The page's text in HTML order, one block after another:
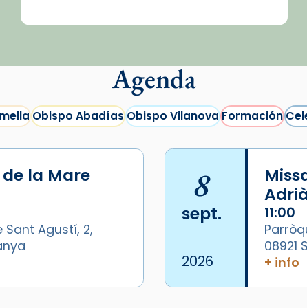
Agenda
Obispo AbadíasObispo VilanovaFormación
la Mare
Agustí, 2,
8
sept.
2026
11:00
08921
+ info